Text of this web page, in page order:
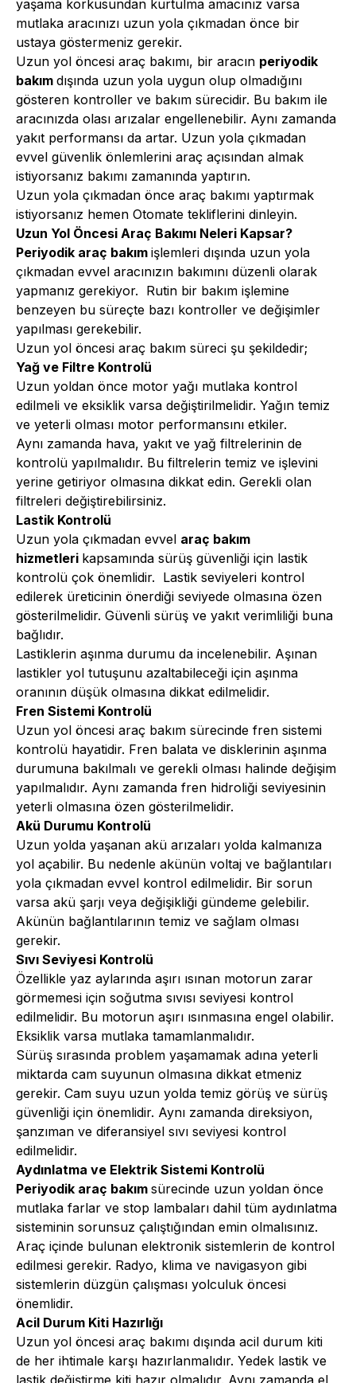
yaşama korkusundan kurtulma amacınız varsa
mutlaka aracınızı uzun yola çıkmadan önce bir
ustaya göstermeniz gerekir.
Uzun yol öncesi araç bakımı, bir aracın periyodik
bakım dışında uzun yola uygun olup olmadığını
gösteren kontroller ve bakım sürecidir. Bu bakım ile
aracınızda olası arızalar engellenebilir. Aynı zamanda
yakıt performansı da artar. Uzun yola çıkmadan
evvel güvenlik önlemlerini araç açısından almak
istiyorsanız bakımı zamanında yaptırın.
Uzun yola çıkmadan önce araç bakımı yaptırmak
istiyorsanız hemen Otomate tekliflerini dinleyin.
Uzun Yol Öncesi Araç Bakımı Neleri Kapsar?
Periyodik araç bakım işlemleri dışında uzun yola
çıkmadan evvel aracınızın bakımını düzenli olarak
yapmanız gerekiyor. Rutin bir bakım işlemine
benzeyen bu süreçte bazı kontroller ve değişimler
yapılması gerekebilir.
Uzun yol öncesi araç bakım süreci şu şekildedir;
Yağ ve Filtre Kontrolü
Uzun yoldan önce motor yağı mutlaka kontrol
edilmeli ve eksiklik varsa değiştirilmelidir. Yağın temiz
ve yeterli olması motor performansını etkiler.
Aynı zamanda hava, yakıt ve yağ filtrelerinin de
kontrolü yapılmalıdır. Bu filtrelerin temiz ve işlevini
yerine getiriyor olmasına dikkat edin. Gerekli olan
filtreleri değiştirebilirsiniz.
Lastik Kontrolü
Uzun yola çıkmadan evvel araç bakım
hizmetleri kapsamında sürüş güvenliği için lastik
kontrolü çok önemlidir. Lastik seviyeleri kontrol
edilerek üreticinin önerdiği seviyede olmasına özen
gösterilmelidir. Güvenli sürüş ve yakıt verimliliği buna
bağlıdır.
Lastiklerin aşınma durumu da incelenebilir. Aşınan
lastikler yol tutuşunu azaltabileceği için aşınma
oranının düşük olmasına dikkat edilmelidir.
Fren Sistemi Kontrolü
Uzun yol öncesi araç bakım sürecinde fren sistemi
kontrolü hayatidir. Fren balata ve disklerinin aşınma
durumuna bakılmalı ve gerekli olması halinde değişim
yapılmalıdır. Aynı zamanda fren hidroliği seviyesinin
yeterli olmasına özen gösterilmelidir.
Akü Durumu Kontrolü
Uzun yolda yaşanan akü arızaları yolda kalmanıza
yol açabilir. Bu nedenle akünün voltaj ve bağlantıları
yola çıkmadan evvel kontrol edilmelidir. Bir sorun
varsa akü şarjı veya değişikliği gündeme gelebilir.
Akünün bağlantılarının temiz ve sağlam olması
gerekir.
Sıvı Seviyesi Kontrolü
Özellikle yaz aylarında aşırı ısınan motorun zarar
görmemesi için soğutma sıvısı seviyesi kontrol
edilmelidir. Bu motorun aşırı ısınmasına engel olabilir.
Eksiklik varsa mutlaka tamamlanmalıdır.
Sürüş sırasında problem yaşamamak adına yeterli
miktarda cam suyunun olmasına dikkat etmeniz
gerekir. Cam suyu uzun yolda temiz görüş ve sürüş
güvenliği için önemlidir. Aynı zamanda direksiyon,
şanzıman ve diferansiyel sıvı seviyesi kontrol
edilmelidir.
Aydınlatma ve Elektrik Sistemi Kontrolü
Periyodik araç bakım sürecinde uzun yoldan önce
mutlaka farlar ve stop lambaları dahil tüm aydınlatma
sisteminin sorunsuz çalıştığından emin olmalısınız.
Araç içinde bulunan elektronik sistemlerin de kontrol
edilmesi gerekir. Radyo, klima ve navigasyon gibi
sistemlerin düzgün çalışması yolculuk öncesi
önemlidir.
Acil Durum Kiti Hazırlığı
Uzun yol öncesi araç bakımı dışında acil durum kiti
de her ihtimale karşı hazırlanmalıdır. Yedek lastik ve
lastik değiştirme kiti hazır olmalıdır. Aynı zamanda el